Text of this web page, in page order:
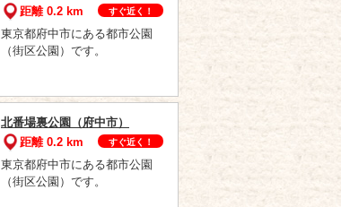
距離 0.2 km
すぐ近く！
東京都府中市にある都市公園
（街区公園）です。
北番場裏公園（府中市）
距離 0.2 km
すぐ近く！
東京都府中市にある都市公園
（街区公園）です。